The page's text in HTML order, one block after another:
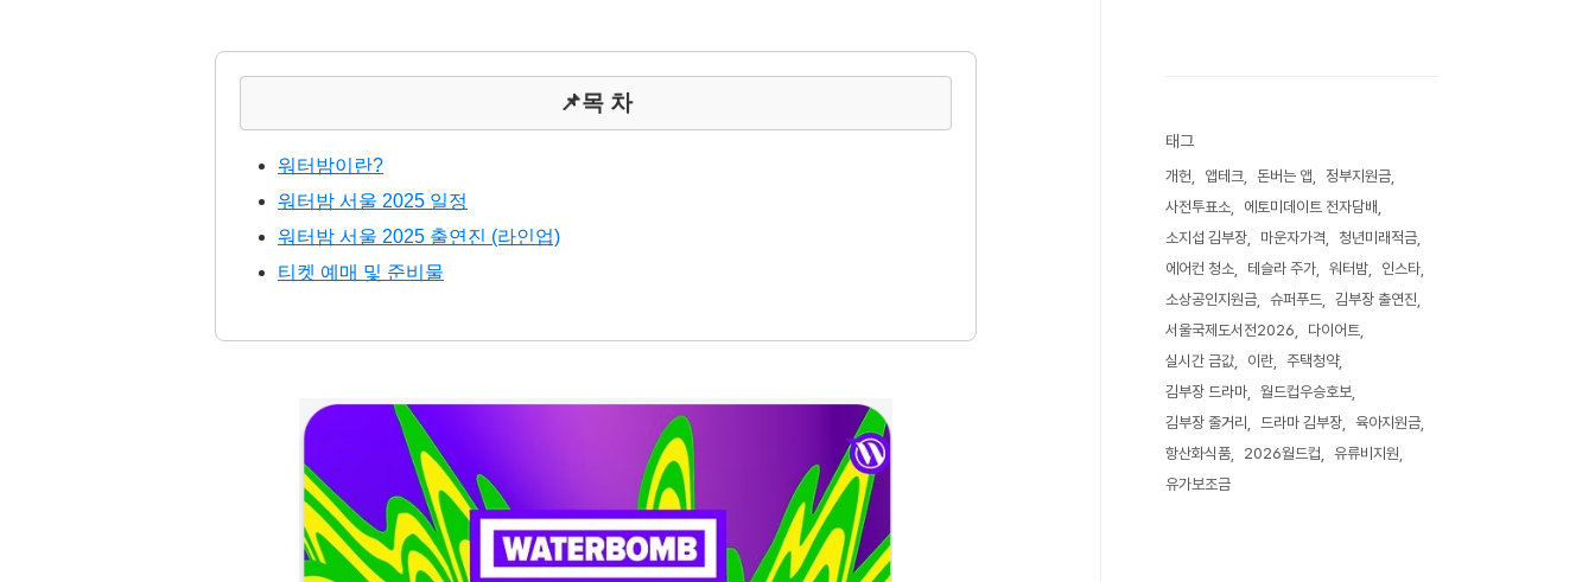
📌목 차
워터밤이란?
워터밤 서울 2025 일정
워터밤 서울 2025 출연진 (라인업)
티켓 예매 및 준비물
태그
개헌 앱테크 돈버는 앱
정부지원금
사전투표소
에토미데이트 전자담배
소지섭 김부장
마운자가격
청년미래적금
에어컨 청소
테슬라 주가 워터밤
인스타
소상공인지원금
슈퍼푸드
김부장 출연진
서울국제도서전2026
다이어트
실시간 금값
이란
주택청약
김부장 드라마
월드컵우승호보
김부장 줄거리
드라마 김부장
육아지원금
항산화식품
2026월드컵
유류비지원
유가보조금